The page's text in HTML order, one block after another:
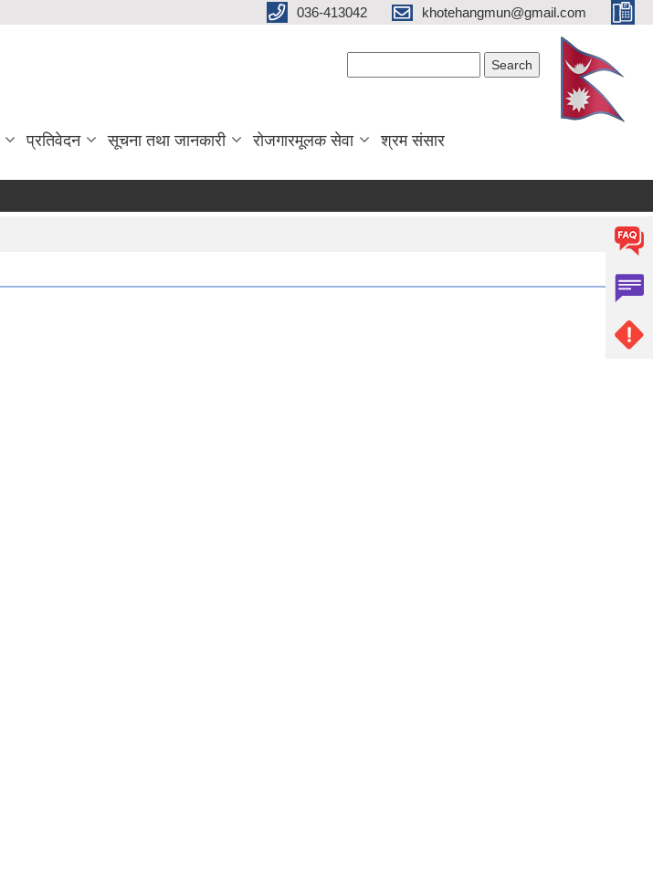
036-413042 khotehangmun@gmail.com
प्रतिवेदन सूचना तथा जानकारी रोजगारमूलक सेवा श्रम संसार